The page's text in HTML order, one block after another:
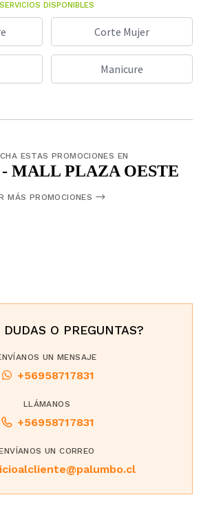
SERVICIOS DISPONIBLES
Corte Mujer
Manicure
ESTAS PROMOCIONES EN
MALL PLAZA OESTE
MÁS PROMOCIONES
DUDAS O PREGUNTAS?
UN MENSAJE
+56958717831
LLÁMANOS
+56958717831
UN CORREO